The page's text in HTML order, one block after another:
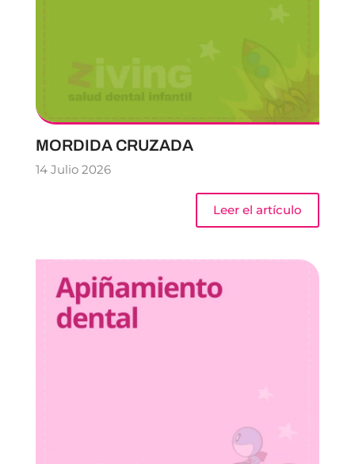
MORDIDA CRUZADA
14 Julio 2026
Leer el artículo